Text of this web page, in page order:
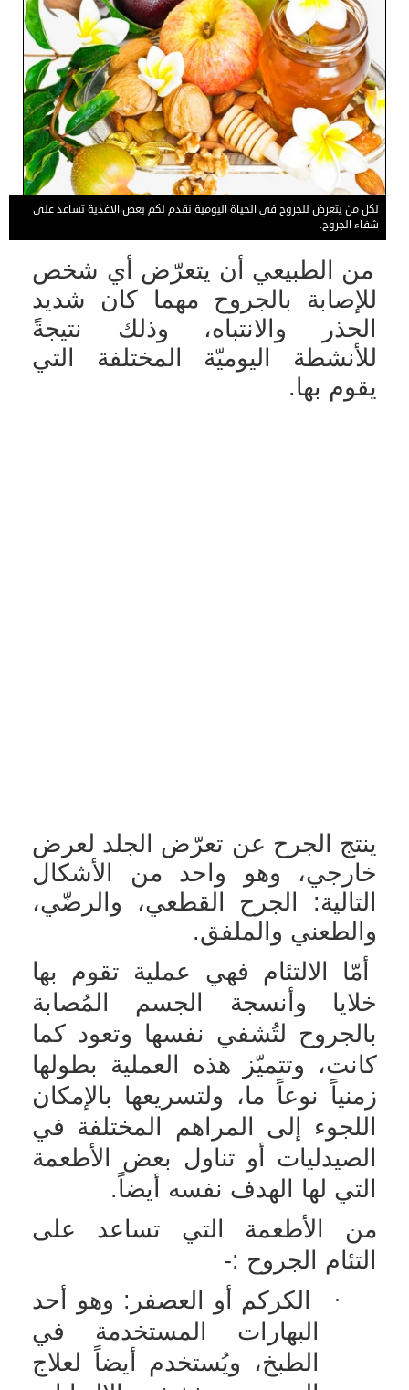
لكل من يتعرض للجروح في الحياة اليومية نقدم لكم بعض الاغذية تساعد على
شفاء الجروح.
من الطبيعي أن يتعرّض أي شخص
للإصابة بالجروح مهما كان شديد
الحذر والانتباه، وذلك نتيجةً
للأنشطة اليوميّة المختلفة التي
يقوم بها.
ينتج الجرح عن تعرّض الجلد لعرض
خارجي، وهو واحد من الأشكال
التالية: الجرح القطعي، والرضّي،
والطعني والملفق.
أمّا الالتئام فهي عملية تقوم بها
خلايا وأنسجة الجسم المُصابة
بالجروح لتُشفي نفسها وتعود كما
كانت، وتتميّز هذه العملية بطولها
زمنياً نوعاً ما، ولتسريعها بالإمكان
اللجوء إلى المراهم المختلفة في
الصيدليات أو تناول بعض الأطعمة
التي لها الهدف نفسه أيضاً.
من الأطعمة التي تساعد على
التئام الجروح :-
·
الكركم أو العصفر: وهو أحد
البهارات المستخدمة في
الطبخ، ويُستخدم أيضاً لعلاج